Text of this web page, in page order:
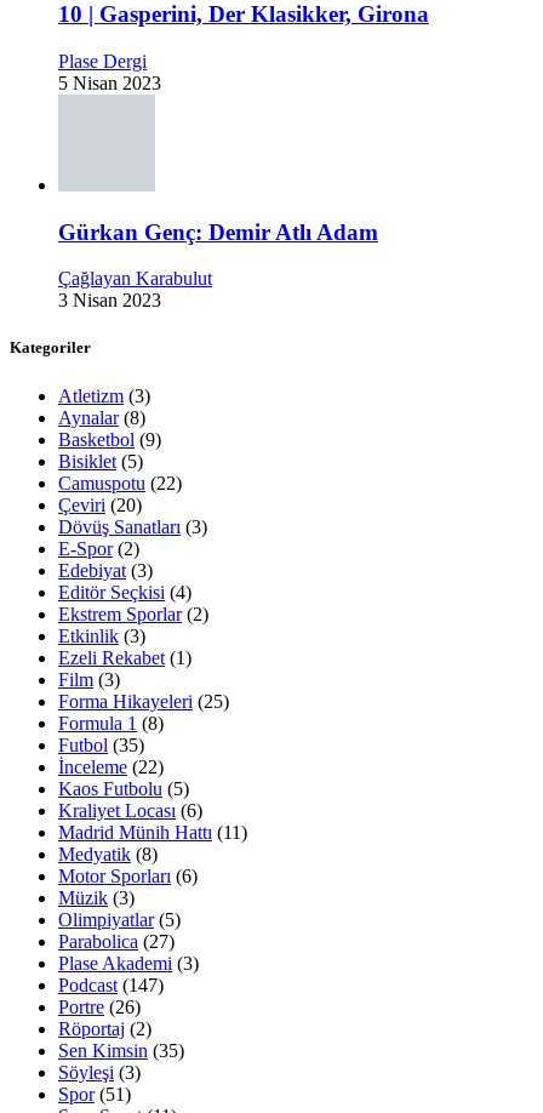
10 | Gasperini, Der Klasikker, Girona
Plase Dergi
5 Nisan 2023
Gürkan Genç: Demir Atlı Adam
Çağlayan Karabulut
3 Nisan 2023
Kategoriler
Atletizm (3)
Aynalar(8)
Basketbol (9)
Bisiklet (5)
Camuspotu (22)
Çeviri (20)
Dövüş Sanatları (3)
E-Spor(2)
Edebiyat (3)
Editör Seçkisi (4)
Ekstrem Sporlar(2)
Etkinlik (3)
Ezeli Rekabet (1)
Film (3)
Forma Hikayeleri (25)
Formula 1 (8)
Futbol (35)
İnceleme (22)
Kaos Futbolu (5)
Kraliyet Locası (6)
Madrid Münih Hattı (11)
Medyatik (8)
Motor Sporları (6)
Müzik (3)
Olimpiyatlar(5)
Parabolica (27)
Plase Akademi (3)
Podcast (147)
Portre (26)
Röportaj (2)
Sen Kimsin (35)
Söyleşi (3)
Spor(51)